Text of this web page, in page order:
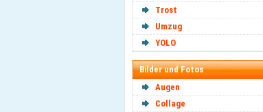
Trost
Umzug
YOLO
Bilder und Fotos
Augen
Collage